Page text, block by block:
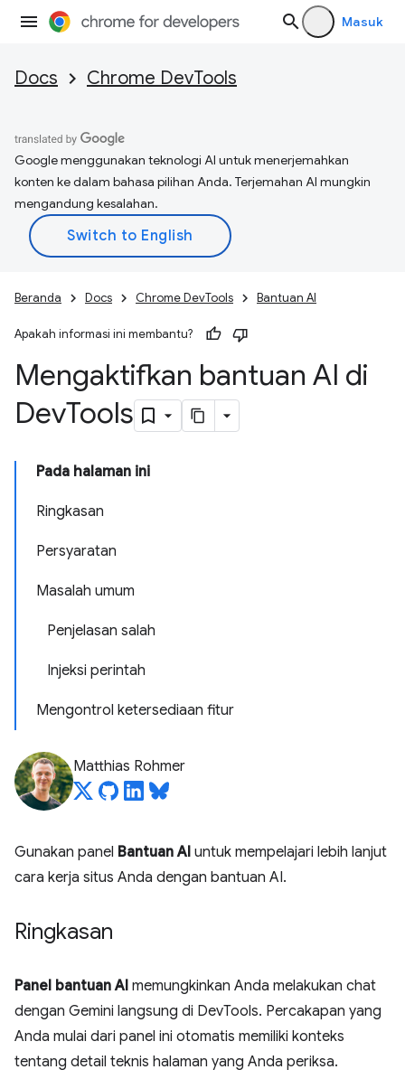
Masuk
Docs Chrome DevTools
Google menggunakan teknologi AI untuk menerjemahkan
konten ke dalam bahasa pilihan Anda. Terjemahan AI mungkin
mengandung kesalahan.
Beranda Docs Chrome DevTools Bantuan AI
Apakah informasi ini membantu?
Mengaktifkan bantuan AI di
DevTools
Pada halaman ini
Ringkasan
Persyaratan
Masalah umum
Penjelasan salah
Injeksi perintah
Mengontrol ketersediaan fitur
Matthias Rohmer
Gunakan panel Bantuan AI untuk mempelajari lebih lanjut
cara kerja situs Anda dengan bantuan AI.
Ringkasan
Panel bantuan AI memungkinkan Anda melakukan chat
dengan Gemini langsung di DevTools. Percakapan yang
Anda mulai dari panel ini otomatis memiliki konteks
tentang detail teknis halaman yang Anda periksa.